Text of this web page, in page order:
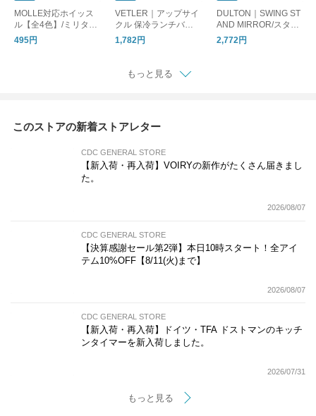
MOLLE対応ホイッス
ル【全4色】/ミリタリ
ー 笛 防災
495円
VETLER｜アップサイ
クル 保冷ランチバッ
グ/保冷バッグ
1,782円
DULTON｜SWING ST
AND MIRROR/スタン
ドミラー/卓上鏡
2,772円
もっと見る
このストアの新着ストアレター
CDC GENERAL STORE
【新入荷・再入荷】VOIRYの新作がたくさん届きまし
た。
2026/08/07
CDC GENERAL STORE
【決算感謝セール第2弾】本日10時スタート！全アイ
テム10%OFF【8/11(火)まで】
2026/08/07
CDC GENERAL STORE
【新入荷・再入荷】ドイツ・TFA ドストマンのキッチ
ンタイマーを新入荷しました。
2026/07/31
もっと見る